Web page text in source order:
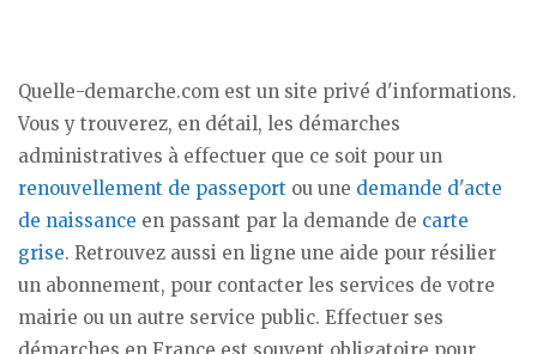
Quelle-demarche.com est un site privé d'informations.
Vous y trouverez, en détail, les démarches
administratives à effectuer que ce soit pour un
renouvellement de passeport ou une demande d'acte
de naissance en passant par la demande de carte
grise. Retrouvez aussi en ligne une aide pour résilier
un abonnement, pour contacter les services de votre
mairie ou un autre service public. Effectuer ses